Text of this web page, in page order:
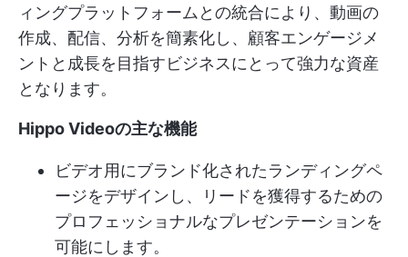
ィングプラットフォームとの統合により、動画の
作成、配信、分析を簡素化し、顧客エンゲージメ
ントと成長を目指すビジネスにとって強力な資産
となります。
Hippo Videoの主な機能
ビデオ用にブランド化されたランディングペ
ージをデザインし、リードを獲得するための
プロフェッショナルなプレゼンテーションを
可能にします。